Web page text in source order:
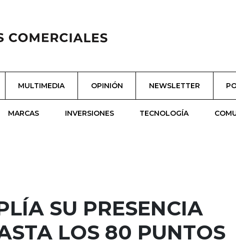
MULTIMEDIA OPINIÓN NEWSLETTER
MARCAS INVERSIONES TECNOLOGÍA
SU PRESENCIA
LOS 80 PUNTOS